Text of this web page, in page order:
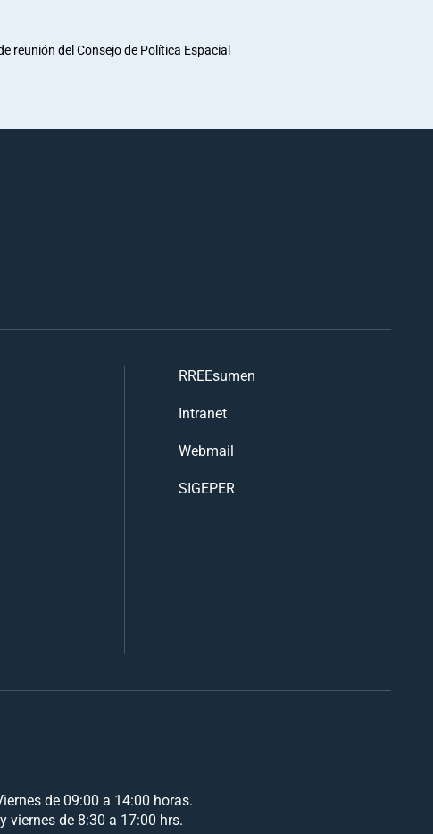
reunión del Consejo de Política Espacial
RREEsumen
Intranet
Webmail
SIGEPER
de 09:00 a 14:00 horas.
viernes de 8:30 a 17:00 hrs.